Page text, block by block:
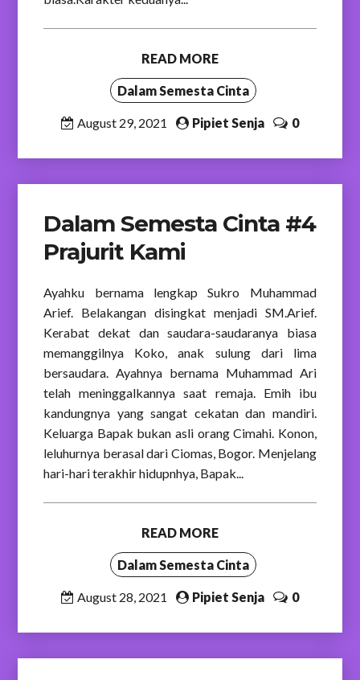
READ MORE
Dalam Semesta Cinta
August 29, 2021 Pipiet Senja 0
Dalam Semesta Cinta #4
Prajurit Kami
Ayahku bernama lengkap Sukro Muhammad
Arief. Belakangan disingkat menjadi SM.Arief.
Kerabat dekat dan saudara-saudaranya biasa
memanggilnya Koko, anak sulung dari lima
bersaudara. Ayahnya bernama Muhammad Ari
telah meninggalkannya saat remaja. Emih ibu
kandungnya yang sangat cekatan dan mandiri.
Keluarga Bapak bukan asli orang Cimahi. Konon,
leluhurnya berasal dari Ciomas, Bogor. Menjelang
hari-hari terakhir hidupnhya, Bapak...
READ MORE
Dalam Semesta Cinta
August 28, 2021 Pipiet Senja 0